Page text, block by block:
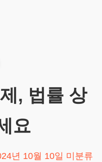
, 법률 상
요
년 10월 10일 미분류